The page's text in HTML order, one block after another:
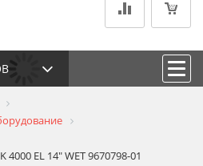
4000 EL 14" WET 9670798-01